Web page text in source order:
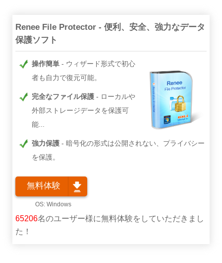
Renee File Protector - 便利、安全、強力なデータ
保護ソフト
操作簡単
ウィザード形式で初心
者も自力で復元可能。
完全なファイル保護
ローカルや
外部ストレージデータを保護可
能...
強力保護
暗号化の形式は公開されない、プライバシー
を保護。
無料体験
65206名のユーザー様に無料体験をしていただきまし
た！